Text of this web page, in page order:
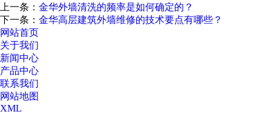
上一条： 金华外墙清洗的频率是如何确定的？
下一条： 金华高层建筑外墙维修的技术要点有哪些？
网站首页
关于我们
新闻中心
产品中心
联系我们
网站地图
XML